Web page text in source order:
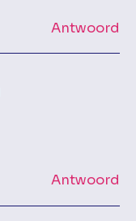
Antwoord
Antwoord